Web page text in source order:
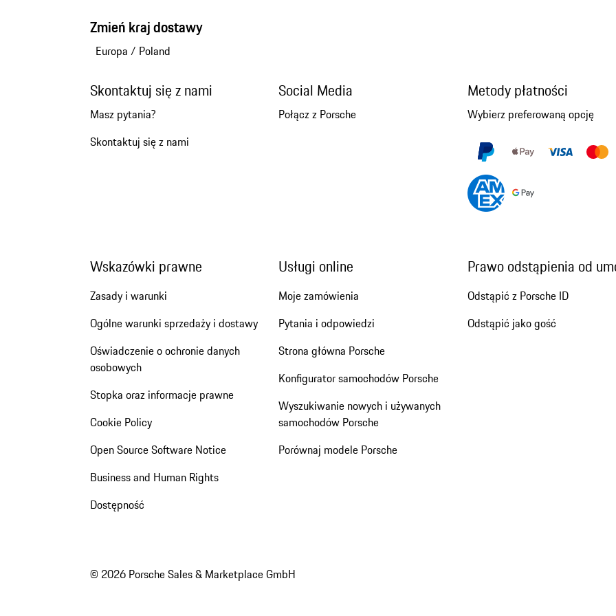
Zmień kraj dostawy
Europa / Poland
Skontaktuj się z nami
Masz pytania?
Skontaktuj się z nami
Social Media
Połącz z Porsche
Metody płatności
Wybierz preferowaną opcję
Wskazówki prawne
Zasady i warunki
Ogólne warunki sprzedaży i dostawy
Oświadczenie o ochronie danych
osobowych
Stopka oraz informacje prawne
Cookie Policy
Open Source Software Notice
Business and Human Rights
Dostępność
Usługi online
Moje zamówienia
Pytania i odpowiedzi
Strona główna Porsche
Konfigurator samochodów Porsche
Wyszukiwanie nowych i używanych
samochodów Porsche
Porównaj modele Porsche
Prawo odstąpienia od
Odstąpić z Porsche ID
Odstąpić jako gość
© 2026 Porsche Sales & Marketplace GmbH